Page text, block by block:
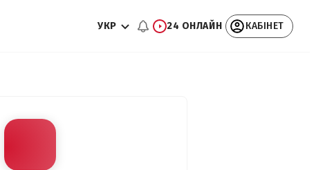
УКР 24 ОНЛАЙН КАБІНЕТ